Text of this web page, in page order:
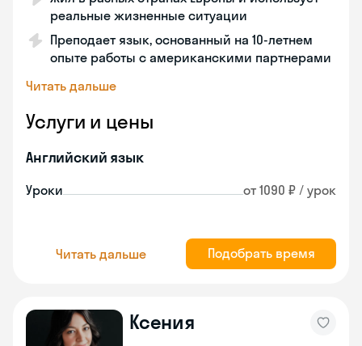
реальные жизненные ситуации
Преподает язык, основанный на 10-летнем
опыте работы с американскими партнерами
Читать дальше
Услуги и цены
Английский язык
Уроки от 1090 ₽ / урок
Читать дальше Подобрать время
Ксения